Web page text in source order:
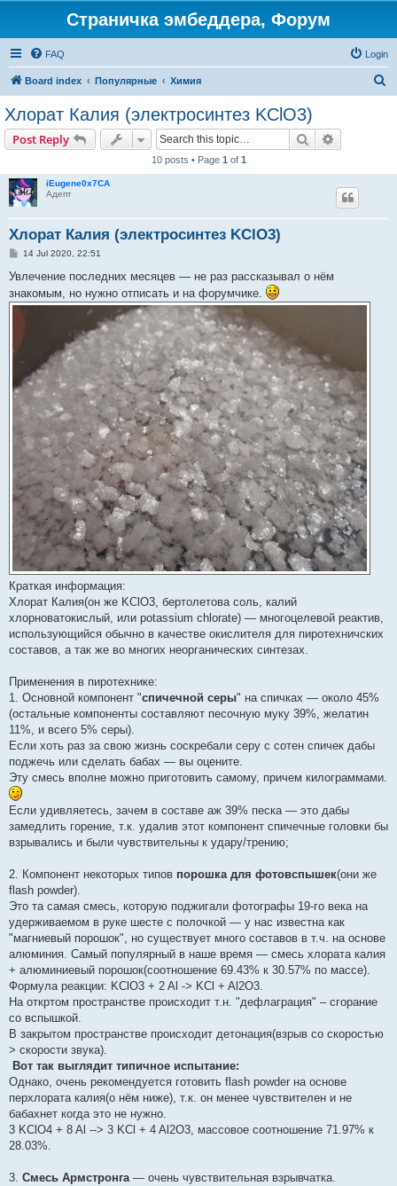
Страничка эмбеддера, Форум
FAQ Login
Board index Популярные Химия
Хлорат Калия (электросинтез KClO3)
Post Reply Search
10 posts • Page 1 of 1
iEugene0x7CA
Адепт
Хлорат Калия (электросинтез KClO3)
P
s
14 Jul 2020, 22:51
Увлечение последних месяцев — не раз рассказывал о нём
знакомым, но нужно отписать и на форумчике.
Краткая информация:
Хлорат Калия(он же KClO3, бертолетова соль, калий
хлорноватокислый, или potassium chlorate) — многоцелевой реактив,
использующийся обычно в качестве окислителя для пиротехничских
составов, а так же во многих неорганических синтезах.
Применения в пиротехнике:
1. Основной компонент "спичечной серы" на спичках — около 45%
(остальные компоненты составляют песочную муку 39%, желатин
11%, и всего 5% серы).
Если хоть раз за свою жизнь соскребали серу с сотен спичек дабы
поджечь или сделать бабах — вы оцените.
Эту смесь вполне можно приготовить самому, причем килограммами.
Если удивляетесь, зачем в составе аж 39% песка — это дабы
замедлить горение, т.к. удалив этот компонент спичечные головки бы
взрывались и были чувствительны к удару/трению;
2. Компонент некоторых типов порошка для фотовспышек(они же
flash powder).
Это та самая смесь, которую поджигали фотографы 19-го века на
удерживаемом в руке шесте с полочкой — у нас известна как
"магниевый порошок", но существует много составов в т.ч. на основе
алюминия. Самый популярный в наше время — смесь хлората калия
+ алюминиевый порошок(соотношение 69.43% к 30.57% по массе).
Формула реакции: KClO3 + 2 Al -> KCl + Al2O3.
На откртом пространстве происходит т.н. "дефлаграция" – сгорание
со вспышкой.
В закрытом пространстве происходит детонация(взрыв со скоростью
> скорости звука).
Вот так выглядит типичное испытание:
Однако, очень рекомендуется готовить flash powder на основе
перхлората калия(о нём ниже), т.к. он менее чувствителен и не
бабахнет когда это не нужно.
3 KClO4 + 8 Al --> 3 KCl + 4 Al2O3, массовое соотношение 71.97% к
28.03%.
3. Смесь Армстронга— очень чувствительная взрывчатка.